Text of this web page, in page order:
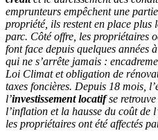
emprunteurs empêchent une
propriété, ils restent en place
parc. Côté offre, les propriétaires
font face depuis quelques années
qui ne s’arrête jamais :
Loi Climat et obligation de
taxes foncières. Depuis 18 mois,
l’investissement locatifse retrouve
l’inflation et la hausse du coût de
les propriétaires ont été affectés